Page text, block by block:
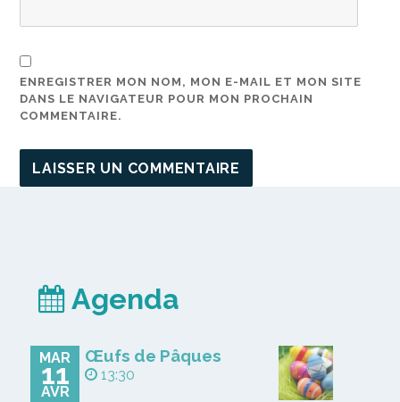
ENREGISTRER MON NOM, MON E-MAIL ET MON SITE
DANS LE NAVIGATEUR POUR MON PROCHAIN
COMMENTAIRE.
Agenda
MAR
11
AVR
Œufs de Pâques
13:30